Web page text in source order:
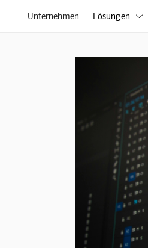
Unternehmen Lösungen 